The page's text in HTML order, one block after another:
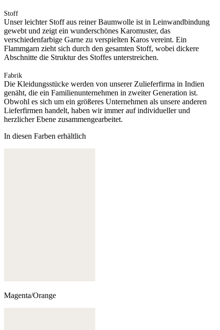
Stoff
Unser leichter Stoff aus reiner Baumwolle ist in Leinwandbindung
gewebt und zeigt ein wunderschönes Karomuster, das
verschiedenfarbige Garne zu verspielten Karos vereint. Ein
Flammgarn zieht sich durch den gesamten Stoff, wobei dickere
Abschnitte die Struktur des Stoffes unterstreichen.
Fabrik
Die Kleidungsstücke werden von unserer Zulieferfirma in Indien
genäht, die ein Familienunternehmen in zweiter Generation ist.
Obwohl es sich um ein größeres Unternehmen als unsere anderen
Lieferfirmen handelt, haben wir immer auf individueller und
herzlicher Ebene zusammengearbeitet.
In diesen Farben erhältlich
Magenta/Orange